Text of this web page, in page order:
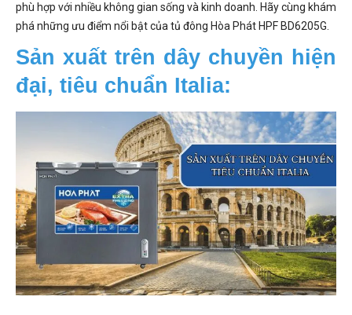
phù hợp với nhiều không gian sống và kinh doanh. Hãy cùng khám
phá những ưu điểm nổi bật của tủ đông Hòa Phát HPF BD6205G.
Sản xuất trên dây chuyền hiện
đại, tiêu chuẩn Italia: